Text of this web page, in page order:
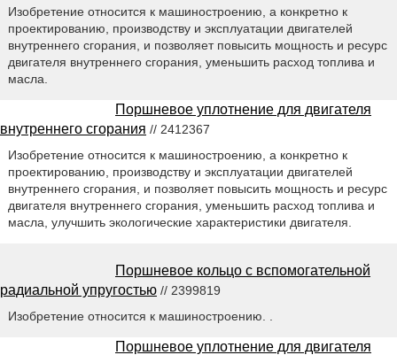
Изобретение относится к машиностроению, а конкретно к
проектированию, производству и эксплуатации двигателей
внутреннего сгорания, и позволяет повысить мощность и ресурс
двигателя внутреннего сгорания, уменьшить расход топлива и
масла.
Поршневое уплотнение для двигателя
внутреннего сгорания // 2412367
Изобретение относится к машиностроению, а конкретно к
проектированию, производству и эксплуатации двигателей
внутреннего сгорания, и позволяет повысить мощность и ресурс
двигателя внутреннего сгорания, уменьшить расход топлива и
масла, улучшить экологические характеристики двигателя.
Поршневое кольцо с вспомогательной
радиальной упругостью // 2399819
Изобретение относится к машиностроению. .
Поршневое уплотнение для двигателя